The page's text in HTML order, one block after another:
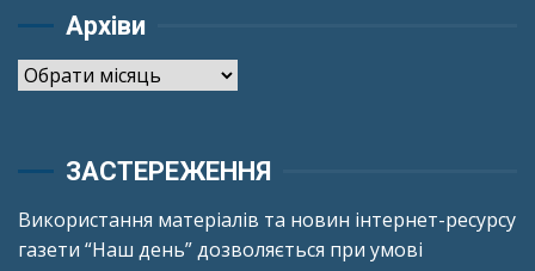
Архіви
Архіви
ЗАСТЕРЕЖЕННЯ
Використання матеріалів та новин інтернет-ресурсу
газети “Наш день” дозволяється при умові